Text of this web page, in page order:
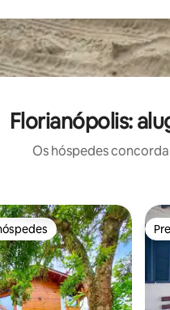
Florianópolis:
Os hóspedes
preferidos dos hóspedes